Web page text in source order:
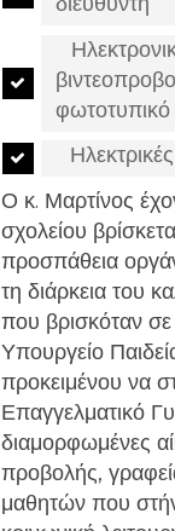
Ο κ. Μαρτίνος
σχολείου
προσπάθεια
τη διάρκεια του
που βρισκόταν
Υπουργείο
προκειμένου να
Επαγγελματικό
διαμορφωμένες
προβολής,
μαθητών που